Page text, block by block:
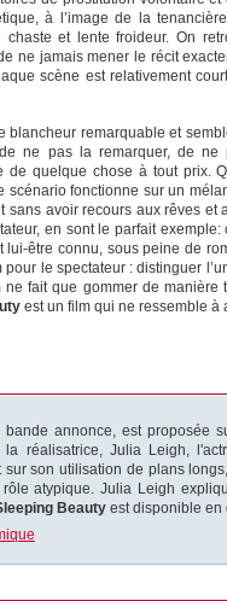
à l’image de la
chaste et lente froideur. On
ne jamais mener le récit
scène est relativement
blancheur remarquable et
ne pas la remarquer, de ne
quelque chose à tout prix.
scénario fonctionne sur un
avoir recours aux rêves et
en sont le parfait
être connu, sous peine de
le spectateur : distinguer
fait que gommer de manière
est un film qui ne ressemble à
annonce, est proposée
réalisatrice, Julia Leigh,
son utilisation de plans
atypique. Julia Leigh
Beauty est disponible en